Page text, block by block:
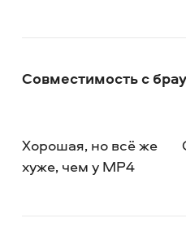
Совместимость с
Хорошая, но всё же
хуже, чем у MP4